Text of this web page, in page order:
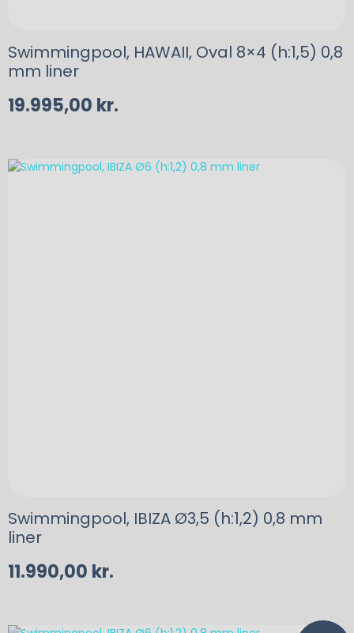
Swimmingpool, HAWAII, Oval 8×4 (h:1,5) 0,8
mm liner
19.995,00 kr.
Swimmingpool, IBIZA Ø3,5 (h:1,2) 0,8 mm
liner
11.990,00 kr.